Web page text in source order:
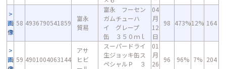
画
像
58 4936790541859
富永
貿易
富永 フーセン
ガムチューハ
イ グレープ
缶 ３５０ｍｌ
04
月
12
日
98 473%12% 164
画 59 4901004063144
アサ
ヒビ
スーパードライ
生ジョッキ缶ス
ペシャルＰ ３
01
月
26
96 96% 7% 204